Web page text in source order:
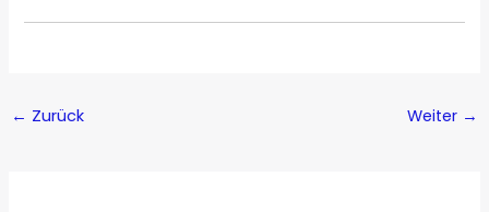
← Zurück Weiter →